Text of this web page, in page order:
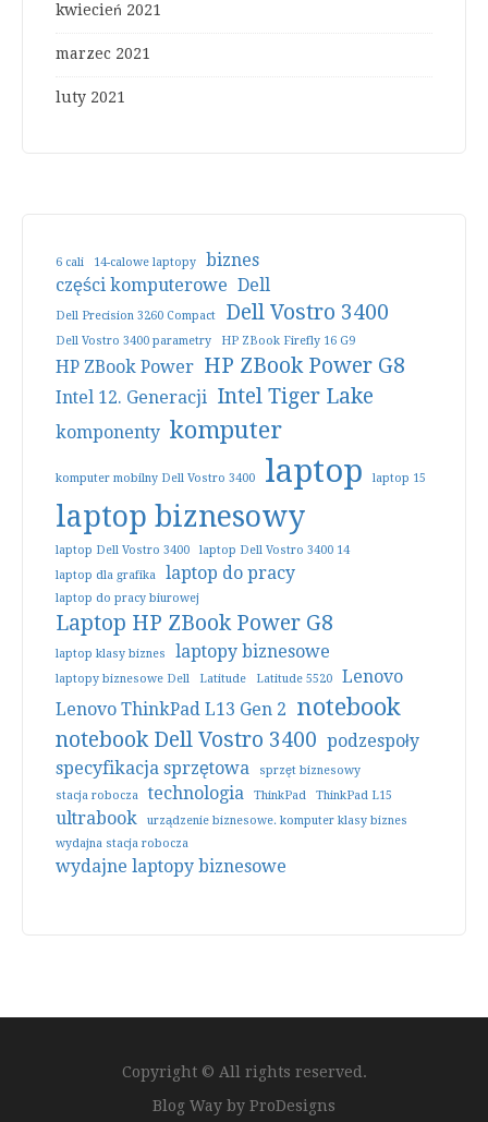
kwiecień 2021
marzec 2021
luty 2021
6 cali 14-calowe laptopy
biznes
części komputerowe Dell
Dell Precision 3260 Compact Dell Vostro 3400
Dell Vostro 3400 parametry HP ZBook Firefly 16 G9
HP ZBook Power HP ZBook Power G8
Intel 12. Generacji Intel Tiger Lake
komponenty komputer
komputer mobilny Dell Vostro 3400 laptop laptop 15
laptop biznesowy
laptop Dell Vostro 3400
laptop Dell Vostro 3400 14
laptop dla grafika
laptop do pracy
laptop do pracy biurowej
Laptop HP ZBook Power G8
laptop klasy biznes laptopy biznesowe
laptopy biznesowe Dell Latitude Latitude 5520
Lenovo
Lenovo ThinkPad L13 Gen 2 notebook
notebook Dell Vostro 3400 podzespoły
specyfikacja sprzętowa
sprzęt biznesowy
stacja robocza
technologia ThinkPad ThinkPad L15
ultrabook
urządzenie biznesowe. komputer klasy biznes
wydajna stacja robocza
wydajne laptopy biznesowe
Copyright © All rights reserved.
Blog Way by ProDesigns